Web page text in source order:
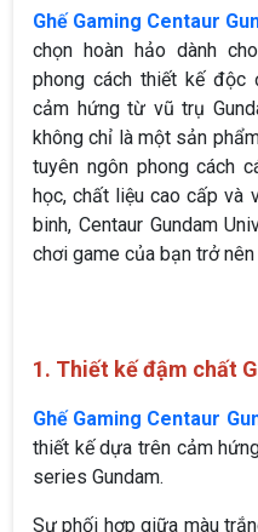
Ghế Gaming Centaur
chọn hoàn hảo dành
phong cách thiết kế độc
cảm hứng từ vũ trụ
không chỉ là một sản
tuyên ngôn phong cách
học, chất liệu cao cấp và
binh, Centaur Gundam
chơi game của bạn trở
1. Thiết kế đậm chất
Ghế Gaming Centaur
thiết kế dựa trên cảm
series Gundam.
Sự phối hợp giữa màu